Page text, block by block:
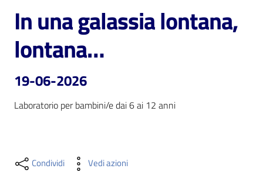
Cosa
puoi
fare
Scopri
Salta al contenuto
In una galassia lontana,
lontana…
19-06-2026
Laboratorio per bambini/e dai 6 ai 12 anni
Condividi Vedi azioni